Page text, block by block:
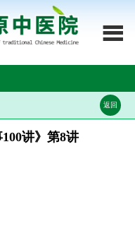
 网站首页
科室导航

返回
讲》第8讲